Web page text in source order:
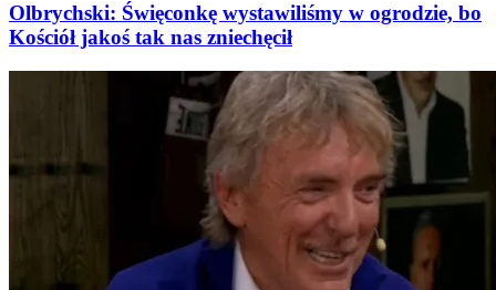
Olbrychski: Święconkę wystawiliśmy w ogrodzie, bo
Kościół jakoś tak nas zniechęcił